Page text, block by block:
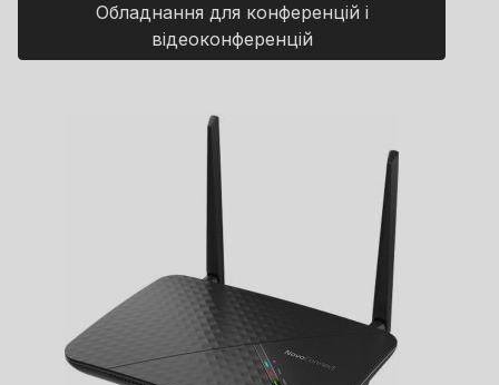
Обладнання для конференцій і
відеоконференцій